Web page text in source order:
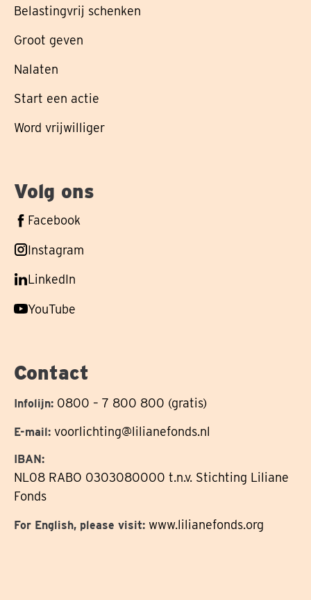
Belastingvrij schenken
Groot geven
Nalaten
Start een actie
Word vrijwilliger
Volg ons
Volg
op
Facebook
Volg
op
Instagram
Volg
op
LinkedIn
Volg
YouTube
Contact
Infolijn: 0800 – 7 800 800 (gratis)
E-mail: voorlichting@lilianefonds.nl
IBAN:
NL08 RABO 0303080000 t.n.v. Stichting Liliane
Fonds
For English, please visit: www.lilianefonds.org